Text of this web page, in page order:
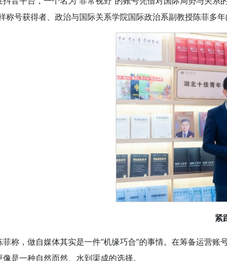
称号获得者、政治与国际关系学院国际政治系副教授陈菲多年
紧
菲称，做自媒体其实是一件“机缘巧合”的事情。在筹备运营
像是一种自然而然、水到渠成的选择。